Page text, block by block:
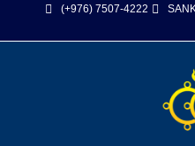
(+976) 7507-4222